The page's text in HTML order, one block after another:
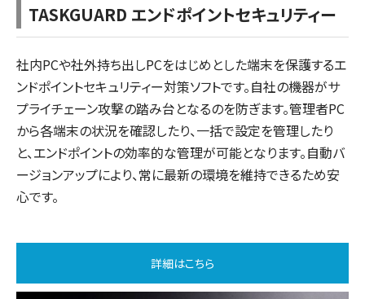
TASKGUARD エンドポイントセキュリティー
社内PCや社外持ち出しPCをはじめとした端末を保護するエ
ンドポイントセキュリティー対策ソフトです。自社の機器がサ
プライチェーン攻撃の踏み台となるのを防ぎます。管理者PC
から各端末の状況を確認したり、一括で設定を管理したり
と、エンドポイントの効率的な管理が可能となります。自動バ
ージョンアップにより、常に最新の環境を維持できるため安
心です。
詳細はこちら